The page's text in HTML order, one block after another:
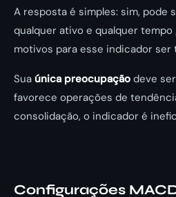
A resposta é simples: sim, pode
qualquer ativo e qualquer tempo
motivos para esse indicador ser
Sua única preocupação deve
favorece operações de
consolidação, o indicador é
Configurações